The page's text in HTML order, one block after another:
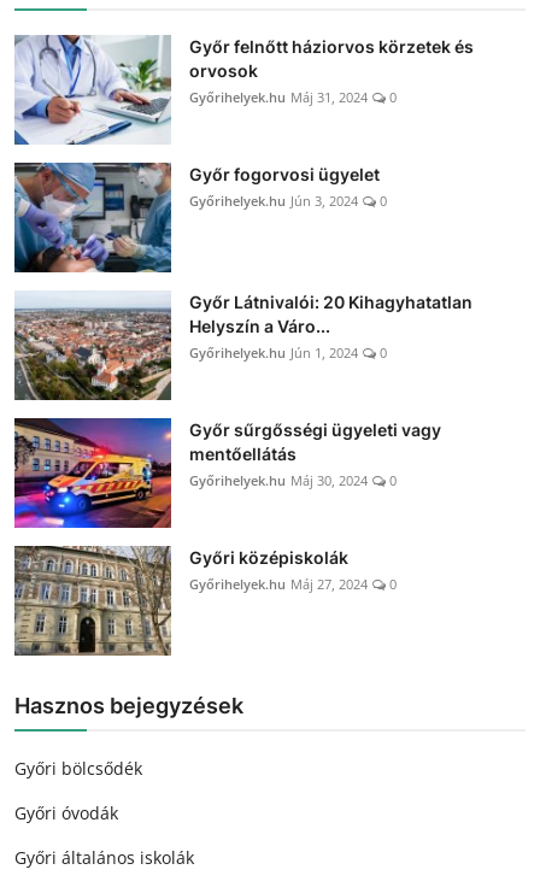
Győr felnőtt háziorvos körzetek és
orvosok
Győrihelyek.hu Máj 31, 2024 0
Győr fogorvosi ügyelet
Győrihelyek.hu Jún 3, 2024 0
Győr Látnivalói: 20 Kihagyhatatlan
Helyszín a Váro...
Győrihelyek.hu Jún 1, 2024 0
Győr sűrgősségi ügyeleti vagy
mentőellátás
Győrihelyek.hu Máj 30, 2024 0
Győri középiskolák
Győrihelyek.hu Máj 27, 2024 0
Hasznos bejegyzések
Győri bölcsődék
Győri óvodák
Győri általános iskolák